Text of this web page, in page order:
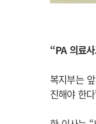
“PA 의료
복지부는
진해야 한